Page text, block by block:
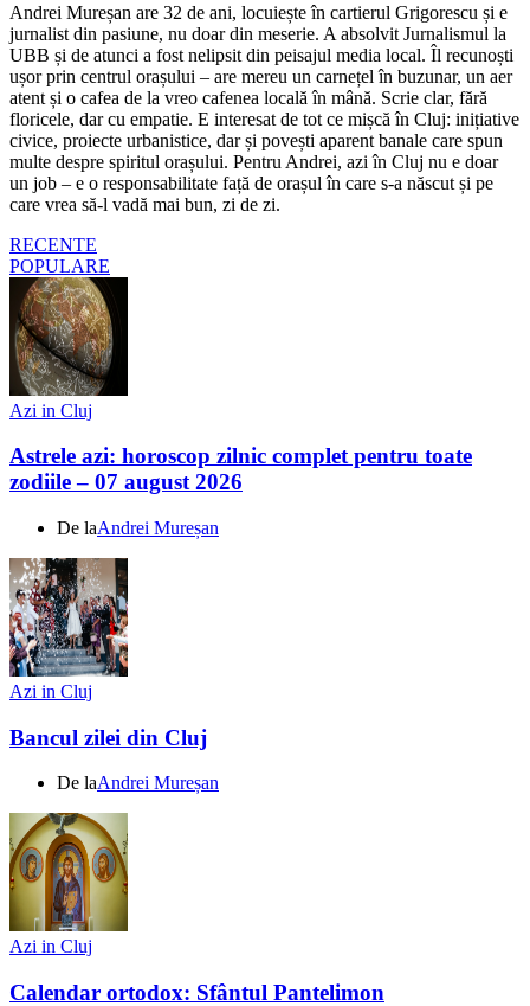
Andrei Mureșan are 32 de ani, locuiește în cartierul Grigorescu și e
jurnalist din pasiune, nu doar din meserie. A absolvit Jurnalismul la
UBB și de atunci a fost nelipsit din peisajul media local. Îl recunoști
ușor prin centrul orașului – are mereu un carnețel în buzunar, un aer
atent și o cafea de la vreo cafenea locală în mână. Scrie clar, fără
floricele, dar cu empatie. E interesat de tot ce mișcă în Cluj: inițiative
civice, proiecte urbanistice, dar și povești aparent banale care spun
multe despre spiritul orașului. Pentru Andrei, azi în Cluj nu e doar
un job – e o responsabilitate față de orașul în care s-a născut și pe
care vrea să-l vadă mai bun, zi de zi.
RECENTE
POPULARE
Azi in Cluj
Astrele azi: horoscop zilnic complet pentru toate
zodiile – 07 august 2026
De laAndrei Mureșan
Azi in Cluj
Bancul zilei din Cluj
De laAndrei Mureșan
Azi in Cluj
Calendar ortodox: Sfântul Pantelimon